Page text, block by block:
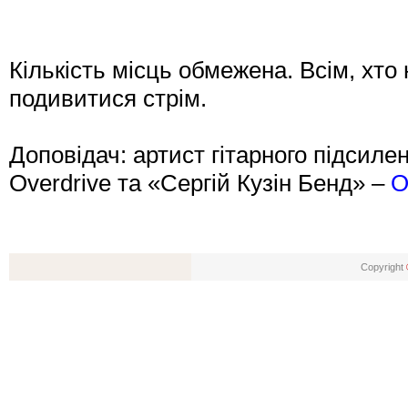
Кількість місць обмежена. Всім,
подивитися стрім.
Доповідач: артист гітарного
Overdrive та «Сергій Кузін Бенд» –
Copyright